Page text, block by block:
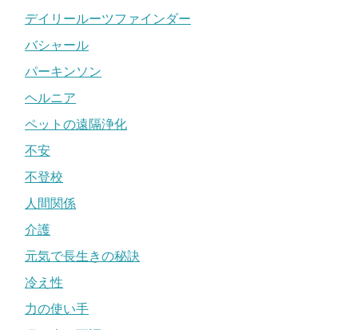
デイリールーツファインダー
バシャール
パーキンソン
ヘルニア
ペットの遠隔浄化
不安
不登校
人間関係
介護
元気で長生きの秘訣
冷え性
力の使い手